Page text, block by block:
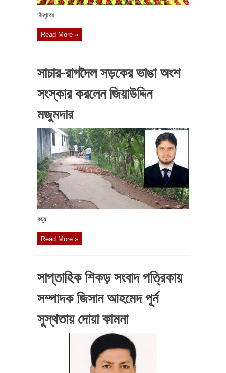
চাঁদপুরের ...
Read More »
সাচার-রাগদৈল সড়কের ভাঙা অংশ
সংস্কার করলেন জিয়াউদ্দিন
মজুমদার
কচুয়া ...
Read More »
সাপ্তাহিক শিকড় সংবাদ পত্রিকায়
সম্পাদক জিসান আহমেদ পূর্ন
সুস্থতায় দোয়া কামনা